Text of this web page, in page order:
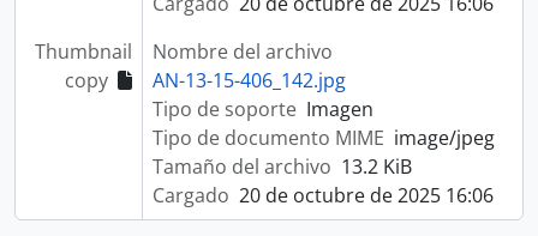
Thumbnail
copy
Nombre del archivo
AN-13-15-406_142.jpg
Tipo de soporte Imagen
Tipo de documento MIME image/jpeg
Tamaño del archivo 13.2 KiB
Cargado 20 de octubre de 2025 16:06